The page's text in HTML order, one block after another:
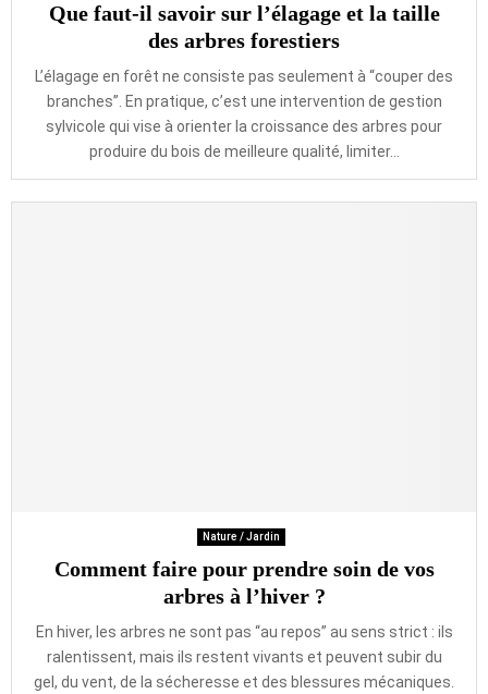
Que faut-il savoir sur l’élagage et la taille
des arbres forestiers
L’élagage en forêt ne consiste pas seulement à “couper des
branches”. En pratique, c’est une intervention de gestion
sylvicole qui vise à orienter la croissance des arbres pour
produire du bois de meilleure qualité, limiter...
Nature / Jardin
Comment faire pour prendre soin de vos
arbres à l’hiver ?
En hiver, les arbres ne sont pas “au repos” au sens strict : ils
ralentissent, mais ils restent vivants et peuvent subir du
gel, du vent, de la sécheresse et des blessures mécaniques.